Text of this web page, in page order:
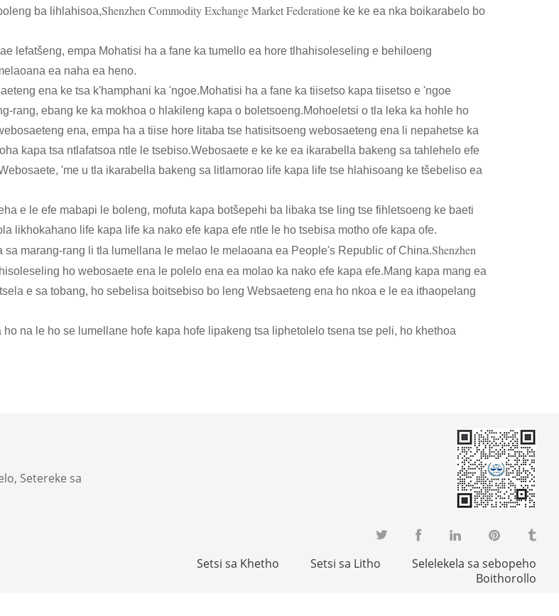
ba lihlahisoa,Shenzhen Commodity Exchange Market Federatione ke ke ea nka boikarabelo bo
lefatšeng, empa Mohatisi ha a fane ka tumello ea hore tlhahisoleseling e behiloeng
ea naha ea heno.
ena ke tsa k'hamphani ka 'ngoe.Mohatisi ha a fane ka tiisetso kapa tiisetso e 'ngoe
rang, ebang ke ka mokhoa o hlakileng kapa o boletsoeng.Mohoeletsi o tla leka ka hohle ho
ena, empa ha a tiise hore litaba tse hatisitsoeng webosaeteng ena li nepahetse ka
kapa tsa ntlafatsoa ntle le tsebiso.Webosaete e ke ke ea ikarabella bakeng sa tahlehelo efe
'me u tla ikarabella bakeng sa litlamorao life kapa life tse hlahisoang ke tšebeliso ea
e le efe mabapi le boleng, mofuta kapa botšepehi ba libaka tse ling tse fihletsoeng ke baeti
likhokahano life kapa life ka nako efe kapa efe ntle le ho tsebisa motho ofe kapa ofe.
marang-rang li tla lumellana le melao le melaoana ea People's Republic of China.Shenzhen
ho webosaete ena le polelo ena ea molao ka nako efe kapa efe.Mang kapa mang ea
e sa tobang, ho sebelisa boitsebiso bo leng Websaeteng ena ho nkoa e le ea ithaopelang
na le ho se lumellane hofe kapa hofe lipakeng tsa liphetolelo tsena tse peli, ho khethoa
Setereke sa
Setsi sa Khetho
Setsi sa Litho
Selelekela sa sebopeho
Boithorollo